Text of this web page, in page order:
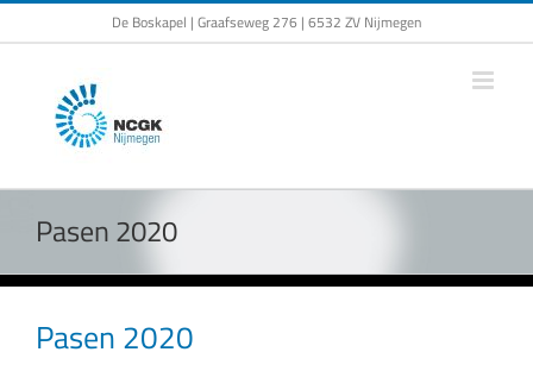
Ga
naar
De Boskapel | Graafseweg 276 | 6532 ZV Nijmegen
Pasen 2020
Pasen 2020